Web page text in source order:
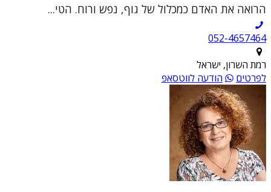
הרואה את האדם כמכלול של גוף, נפש ורוח. הטי...
052-4657464
רמת השרון, ישראל
לפרטים
הודעה לווטסאפ